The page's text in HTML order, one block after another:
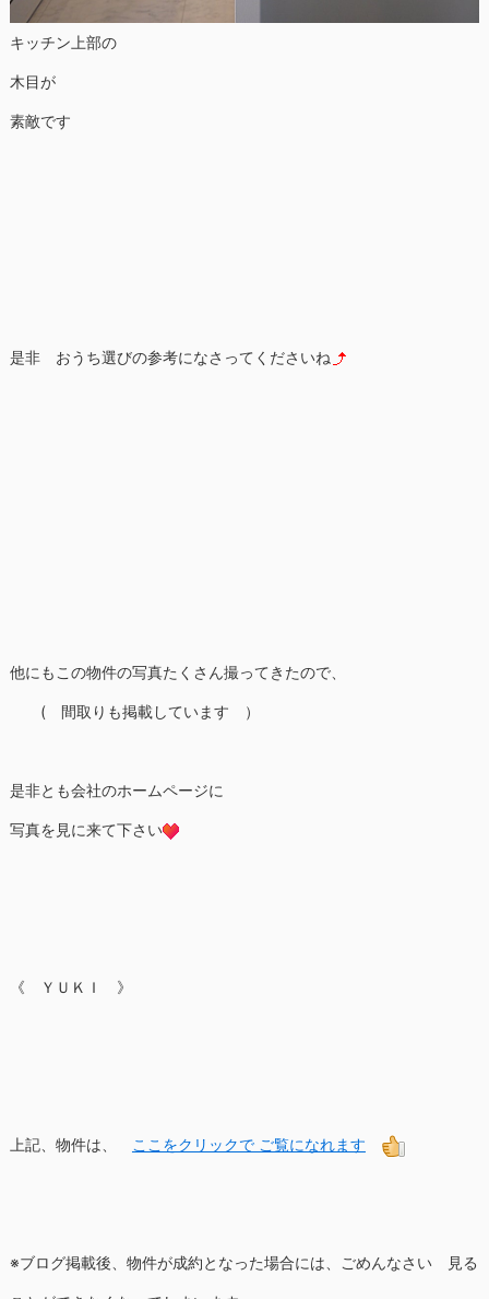
キッチン上部の
木目が
素敵です
是非 おうち選びの参考になさってくださいね
他にもこの物件の写真たくさん撮ってきたので、
( 間取りも掲載しています ）
是非とも会社のホームページに
写真を見に来て下さい
《 ＹＵＫＩ 》
上記、物件は、 ここをクリックで ご覧になれます
※ブログ掲載後、物件が成約となった場合には、ごめんなさい 見る